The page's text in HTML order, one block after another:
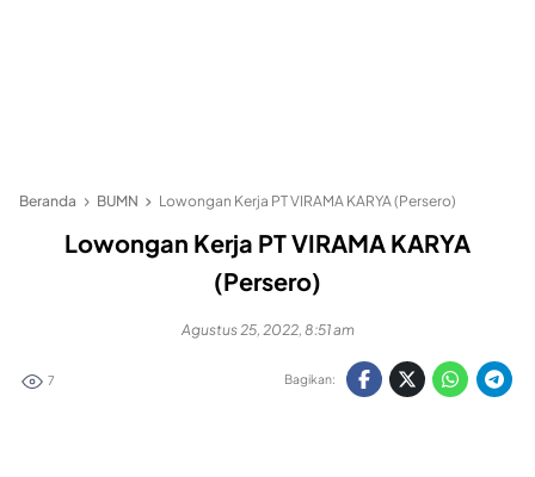
Beranda BUMN Lowongan Kerja PT VIRAMA KARYA (Persero)
Lowongan Kerja PT VIRAMA KARYA
(Persero)
Agustus 25, 2022, 8:51 am
7 Bagikan: